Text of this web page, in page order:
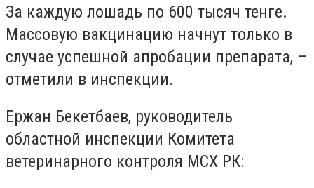
За каждую лошадь по 600 тысяч тенге.
Массовую вакцинацию начнут только в
случае успешной апробации препарата, –
отметили в инспекции.
Ержан Бекетбаев, руководитель
областной инспекции Комитета
ветеринарного контроля МСХ РК: